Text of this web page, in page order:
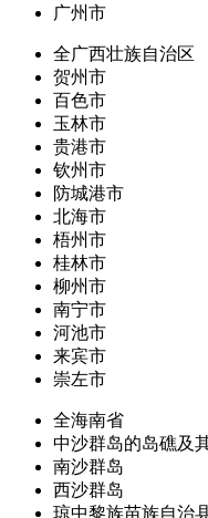
广州市
全广西壮族自治区
贺州市
百色市
玉林市
贵港市
钦州市
防城港市
北海市
梧州市
桂林市
柳州市
南宁市
河池市
来宾市
崇左市
全海南省
中沙群岛的岛礁及
南沙群岛
西沙群岛
琼中黎族苗族自治